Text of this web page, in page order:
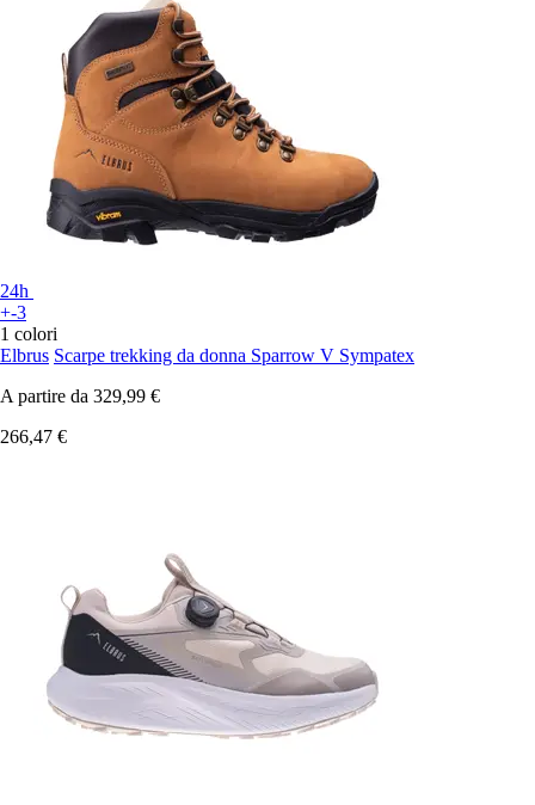
24h
+-3
1 colori
Elbrus Scarpe trekking da donna Sparrow V Sympatex
A partire da 329,99 €
266,47 €